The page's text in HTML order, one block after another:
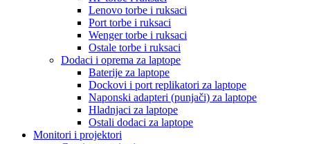
Lenovo torbe i ruksaci
Port torbe i ruksaci
Wenger torbe i ruksaci
Ostale torbe i ruksaci
Dodaci i oprema za laptope
Baterije za laptope
Dockovi i port replikatori za laptope
Naponski adapteri (punjači) za laptope
Hladnjaci za laptope
Ostali dodaci za laptope
Monitori i projektori